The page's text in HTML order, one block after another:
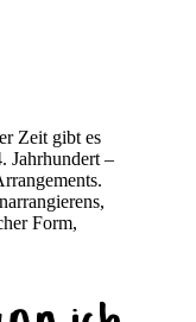
Zeit gibt es
Jahrhundert –
Form,